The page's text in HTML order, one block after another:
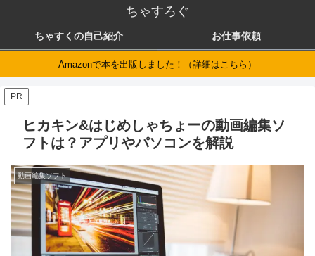
ちゃすろぐ
ちゃすくの自己紹介 お仕事依頼
Amazonで本を出版しました！（詳細はこちら）
PR
ヒカキン&はじめしゃちょーの動画編集ソ
フトは？アプリやパソコンを解説
動画編集ソフト